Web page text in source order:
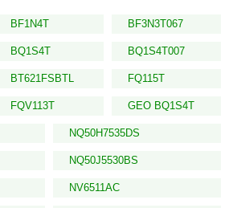
BF1N4T BF3N3T067
BQ1S4T BQ1S4T007
BT621FSBTL FQ115T
FQV113T GEO BQ1S4T
NQ50H7535DS
NQ50J5530BS
NV6511AC